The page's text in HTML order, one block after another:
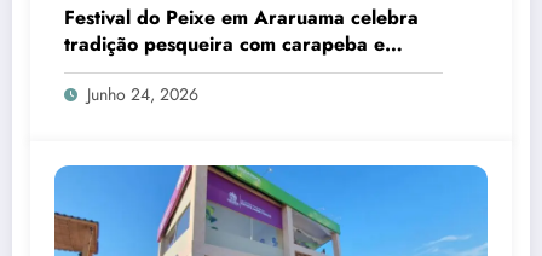
Festival do Peixe em Araruama celebra
tradição pesqueira com carapeba e
tainha
Junho 24, 2026